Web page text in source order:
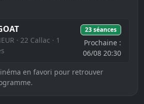
· 22 Callac · 1
23 séances
Prochaine :
06/08 20:30
en favori pour retrouver